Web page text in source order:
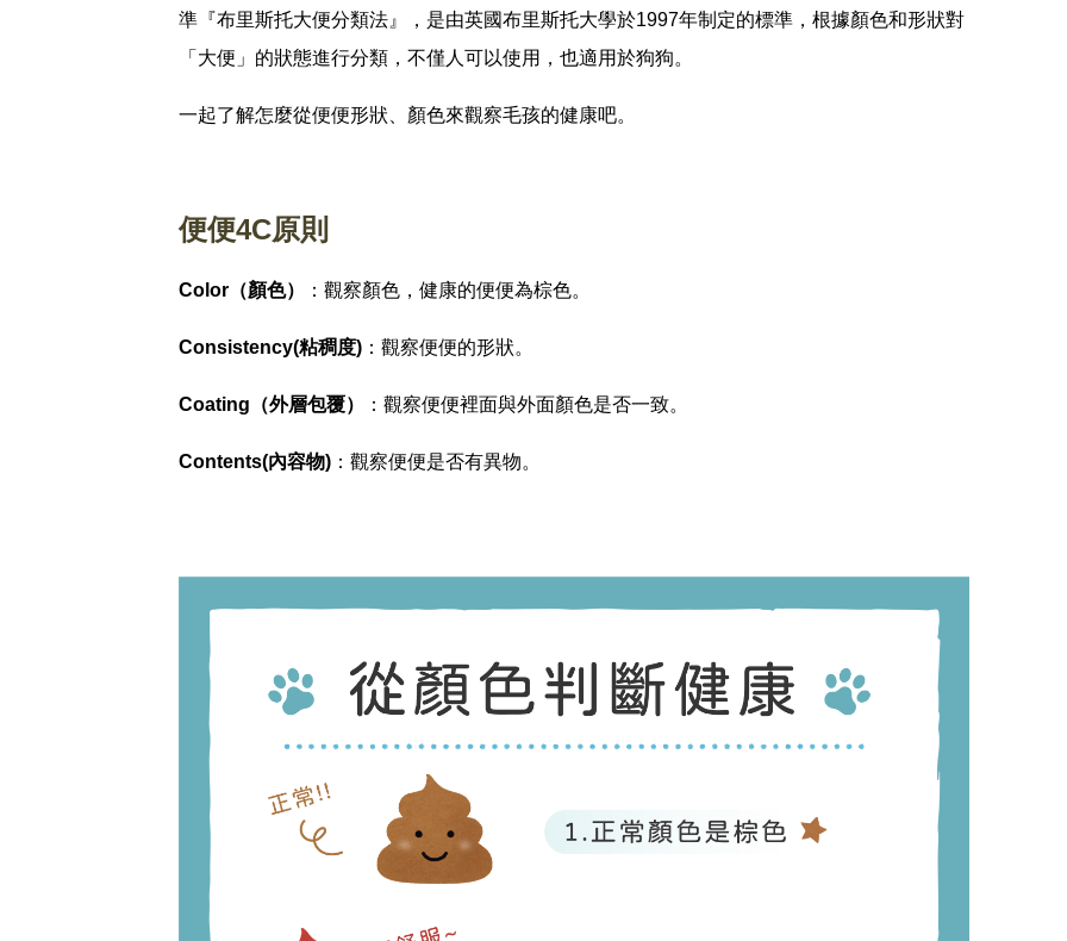
準『布里斯托大便分類法』，是由英國布里斯托大學於1997年制定的標準，根據顏色和形狀對
「大便」的狀態進行分類，不僅人可以使用，也適用於狗狗。
一起了解怎麼從便便形狀、顏色來觀察毛孩的健康吧。
便便4C原則
Color（顏色） ：觀察顏色，健康的便便為棕色。
Consistency(粘稠度) ：觀察便便的形狀。
Coating（外層包覆） ：觀察便便裡面與外面顏色是否一致。
Contents(內容物) ：觀察便便是否有異物。